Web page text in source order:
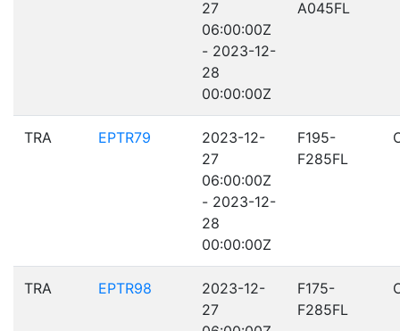
27
06:00:00Z
- 2023-12-
28
00:00:00Z
A045FL
TRA EPTR79
2023-12-
27
06:00:00Z
- 2023-12-
28
00:00:00Z
F195-
F285FL
TRA EPTR98
2023-12-
27
F175-
F285FL